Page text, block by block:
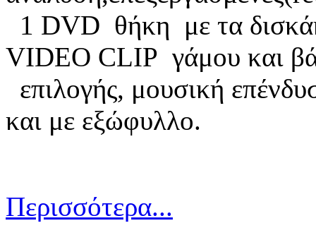
1 DVD θήκη με τα
VIDEO CLIP γάμου και
επιλογής, μουσική
και με εξώφυλλο.
Περισσότερα...